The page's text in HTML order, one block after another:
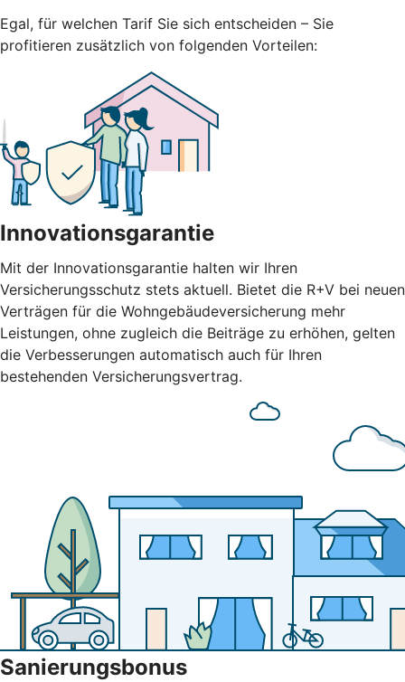
Egal, für welchen Tarif Sie sich entscheiden – Sie
profitieren zusätzlich von folgenden Vorteilen:
Innovationsgarantie
Mit der Innovationsgarantie halten wir Ihren
Versicherungsschutz stets aktuell. Bietet die R+V bei neuen
Verträgen für die Wohngebäudeversicherung mehr
Leistungen, ohne zugleich die Beiträge zu erhöhen, gelten
die Verbesserungen automatisch auch für Ihren
bestehenden Versicherungsvertrag.
Sanierungsbonus